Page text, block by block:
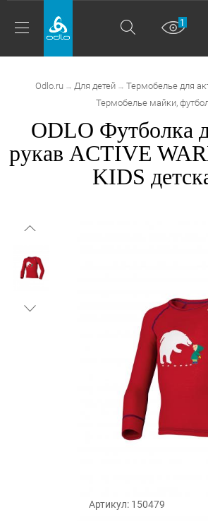
1
Odlo.ru → Для детей → Термобелье для
Термобелье майки,
ODLO Футболка
рукав ACTIVE
KIDS
Артикул: 150479